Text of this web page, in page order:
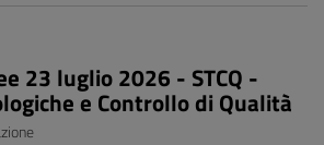
23 luglio 2026 - STCQ -
e Controllo di Qualità